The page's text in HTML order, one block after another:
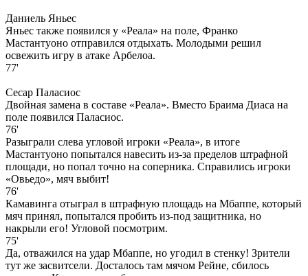
Даниель Яньес
Яньес также появился у «Реала» на поле, Франко
Мастантуоно отправился отдыхать. Молодыми решил
освежить игру в атаке Арбелоа.
77'
Сесар Паласиос
Двойная замена в составе «Реала». Вместо Браима Диаса на
поле появился Паласиос.
76'
Разыграли слева угловой игроки «Реала», в итоге
Мастантуоно попытался навесить из-за пределов штрафной
площади, но попал точно на соперника. Справились игроки
«Овьедо», мяч выбит!
76'
Камавинга отыграл в штрафную площадь на Мбаппе, который
мяч принял, попытался пробить из-под защитника, но
накрыли его! Угловой посмотрим.
75'
Да, отважился на удар Мбаппе, но угодил в стенку! Зрители
тут же засвитсели. Досталось там мячом Рейне, сбилось